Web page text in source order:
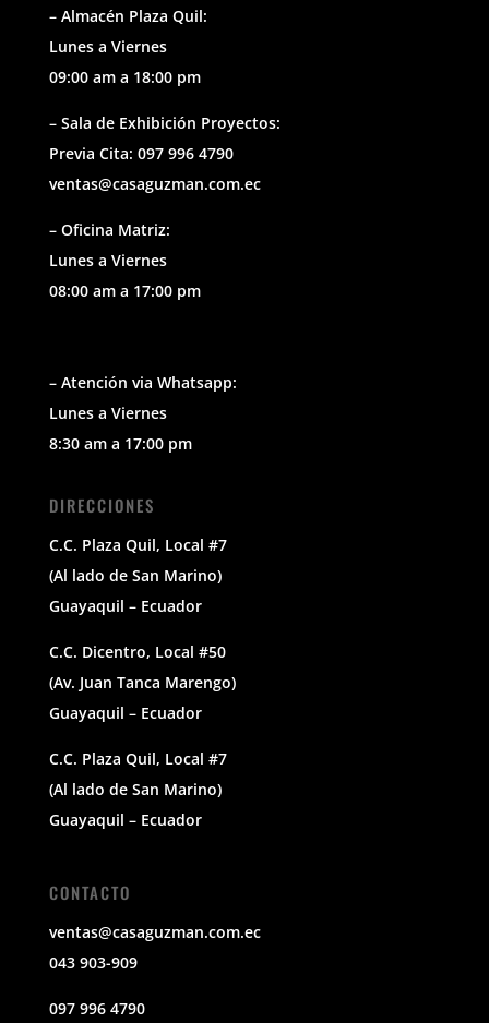
– Almacén Plaza Quil:
Lunes a Viernes
09:00 am a 18:00 pm
– Sala de Exhibición Proyectos:
Previa Cita: 097 996 4790
ventas@casaguzman.com.ec
– Oficina Matriz:
Lunes a Viernes
08:00 am a 17:00 pm
– Atención via Whatsapp:
Lunes a Viernes
8:30 am a 17:00 pm
DIRECCIONES
C.C. Plaza Quil, Local #7
(Al lado de San Marino)
Guayaquil – Ecuador
C.C. Dicentro, Local #50
(Av. Juan Tanca Marengo)
Guayaquil – Ecuador
C.C. Plaza Quil, Local #7
(Al lado de San Marino)
Guayaquil – Ecuador
CONTACTO
ventas@casaguzman.com.ec
043 903-909
097 996 4790